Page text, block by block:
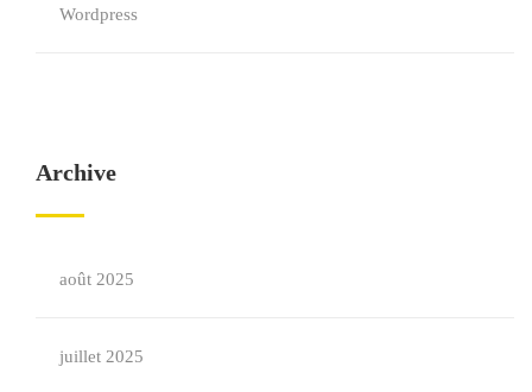
Wordpress
Archive
août 2025
juillet 2025